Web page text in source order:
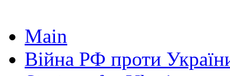
Main
Війна РФ проти